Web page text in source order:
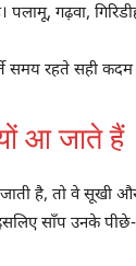
पलामू, गढ़वा,
समय रहते सही
आ जाते हैं
है, तो वे
साँप उनके